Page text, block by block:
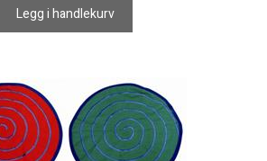
Legg i handlekurv